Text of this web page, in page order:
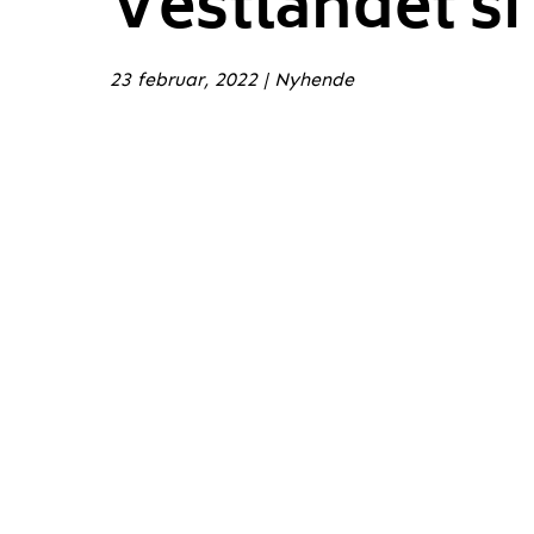
23 februar, 2022| Nyhende